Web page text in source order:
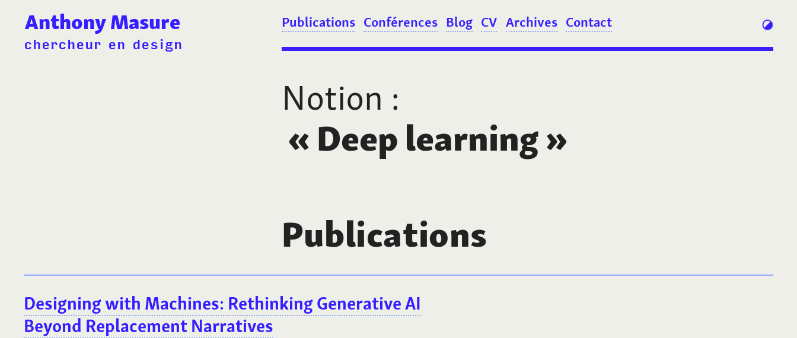
Anthony Masure
chercheur en design
Publications Conférences Blog CV Archives Contact
Notion :
« Deep learning»
Publications
Designing with Machines: Rethinking Generative AI
Beyond Replacement Narratives